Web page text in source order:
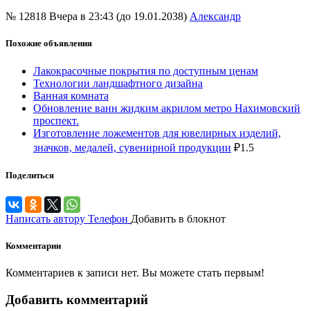
№ 12818 Вчера в 23:43 (до 19.01.2038) Александр
Похожие объявления
Лакокрасочные покрытия по доступным ценам
Технологии ландшафтного дизайна
Ванная комната
Обновление ванн жидким акрилом метро Нахимовский
проспект.
Изготовление ложементов для ювелирных изделий,
значков, медалей, сувенирной продукции ₽1.5
Поделиться
Написать автору Телефон Добавить в блокнот
Комментарии
Комментариев к записи нет. Вы можете стать первым!
Добавить комментарий